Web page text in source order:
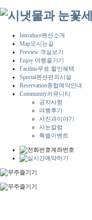
Introduce펜션소개
Map오시는길
Preview 객실보기
Enjoy 여행즐기기
Facilitie무료.할인혜택
Special펜션편의시설
Reservation종합예약안내
Community커뮤니티
공지사항
여행후기
사진과이야기
시눈칼럼
특별이벤트